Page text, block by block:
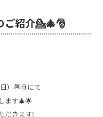
ご紹介💁🎄🎅
）昼食にて
ます🎄🌟
きます❕